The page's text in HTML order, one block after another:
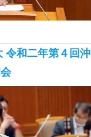
令和二年第４回沖